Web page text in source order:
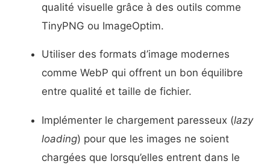
qualité visuelle grâce à des outils comme
TinyPNG ou ImageOptim.
Utiliser des formats d’image modernes
comme WebP qui offrent un bon équilibre
entre qualité et taille de fichier.
Implémenter le chargement paresseux (lazy
loading) pour que les images ne soient
chargées que lorsqu’elles entrent dans le